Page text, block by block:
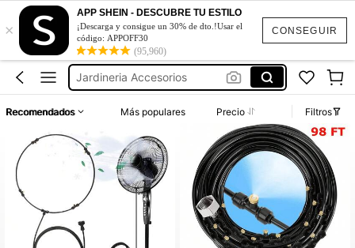
CONSEGUIR
×
APP SHEIN - DESCUBRE TU ESTILO
¡Descarga y consigue un 30% de dto.!Usar el
código: APPOFF30
(95,960)
Jardineria Todo
Soldador
Jardineria Accesorios
Mangueras De Agua
Soldador
Recomendados Más populares Precio Filtros